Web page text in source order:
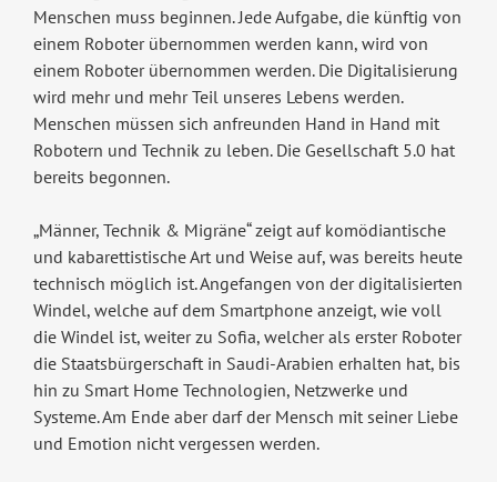
Menschen muss beginnen. Jede Aufgabe, die künftig von
einem Roboter übernommen werden kann, wird von
einem Roboter übernommen werden. Die Digitalisierung
wird mehr und mehr Teil unseres Lebens werden.
Menschen müssen sich anfreunden Hand in Hand mit
Robotern und Technik zu leben. Die Gesellschaft 5.0 hat
bereits begonnen.
„Männer, Technik & Migräne“ zeigt auf komödiantische
und kabarettistische Art und Weise auf, was bereits heute
technisch möglich ist. Angefangen von der digitalisierten
Windel, welche auf dem Smartphone anzeigt, wie voll
die Windel ist, weiter zu Sofia, welcher als erster Roboter
die Staatsbürgerschaft in Saudi-Arabien erhalten hat, bis
hin zu Smart Home Technologien, Netzwerke und
Systeme. Am Ende aber darf der Mensch mit seiner Liebe
und Emotion nicht vergessen werden.